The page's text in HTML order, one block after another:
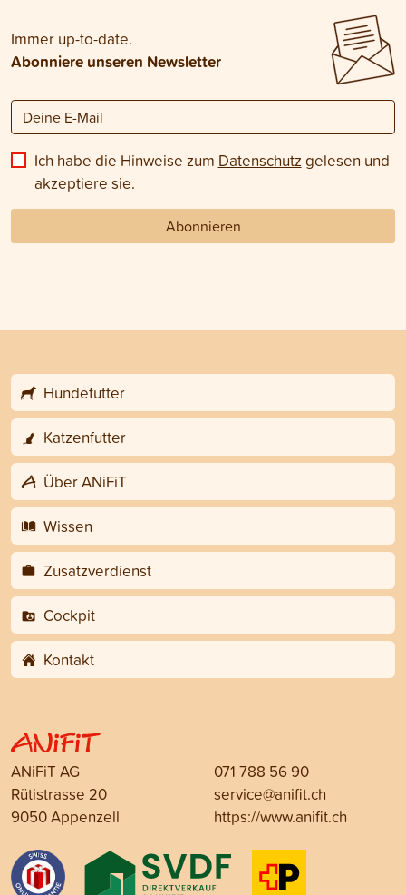
Immer up-to-date.
Abonniere unseren Newsletter
Ich habe die Hinweise zum Datenschutz gelesen und
akzeptiere sie.
Abonnieren
Hundefutter
Katzenfutter
Über ANiFiT
Wissen
Zusatzverdienst
Cockpit
Kontakt
ANiFiT AG
Rütistrasse 20
9050 Appenzell
071 788 56 90
service@anifit.ch
https://www.anifit.ch